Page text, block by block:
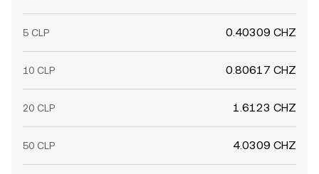
5 CLP 0.40309 CHZ
10 CLP 0.80617 CHZ
20 CLP 1.6123 CHZ
50 CLP 4.0309 CHZ